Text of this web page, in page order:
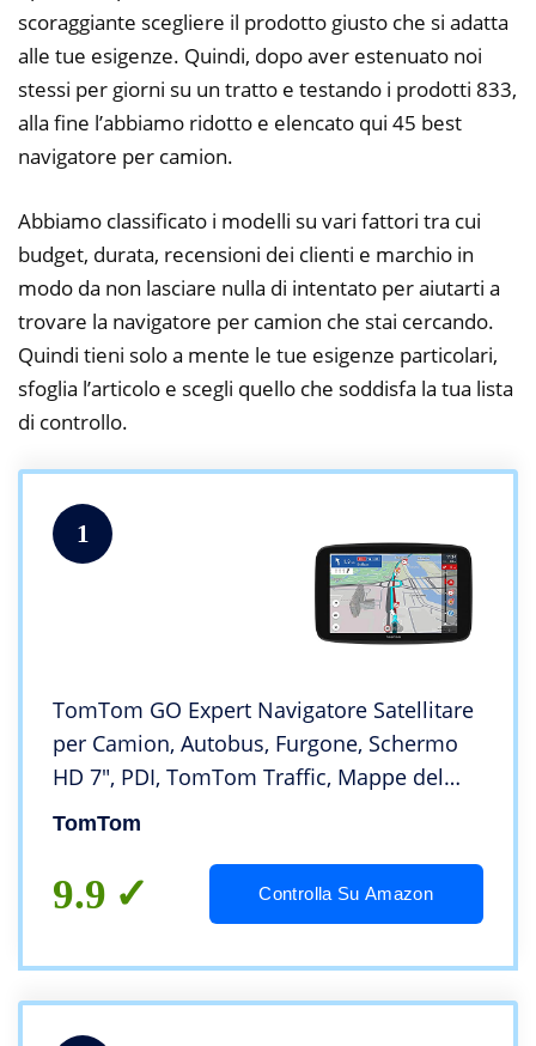
scoraggiante scegliere il prodotto giusto che si adatta
alle tue esigenze. Quindi, dopo aver estenuato noi
stessi per giorni su un tratto e testando i prodotti 833,
alla fine l’abbiamo ridotto e elencato qui 45 best
navigatore per camion.
Abbiamo classificato i modelli su vari fattori tra cui
budget, durata, recensioni dei clienti e marchio in
modo da non lasciare nulla di intentato per aiutarti a
trovare la navigatore per camion che stai cercando.
Quindi tieni solo a mente le tue esigenze particolari,
sfoglia l’articolo e scegli quello che soddisfa la tua lista
di controllo.
1
TomTom GO Expert Navigatore Satellitare
per Camion, Autobus, Furgone, Schermo
HD 7″, PDI, TomTom Traffic, Mappe del
Mondo, Avvisi di Restrizioni in Tempo
TomTom
9.9 Controlla Su Amazon